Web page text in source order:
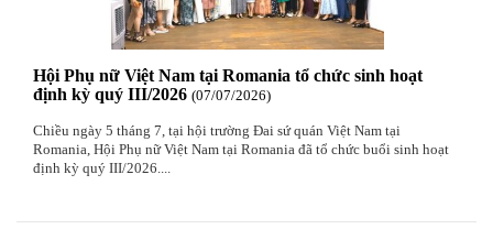
Hội Phụ nữ Việt Nam tại Romania tổ chức sinh hoạt
định kỳ quý III/2026 07/07/2026
Chiều ngày 5 tháng 7, tại hội trường Đai sứ quán Việt Nam tại
Romania, Hội Phụ nữ Việt Nam tại Romania đã tổ chức buổi sinh hoạt
định kỳ quý III/2026....